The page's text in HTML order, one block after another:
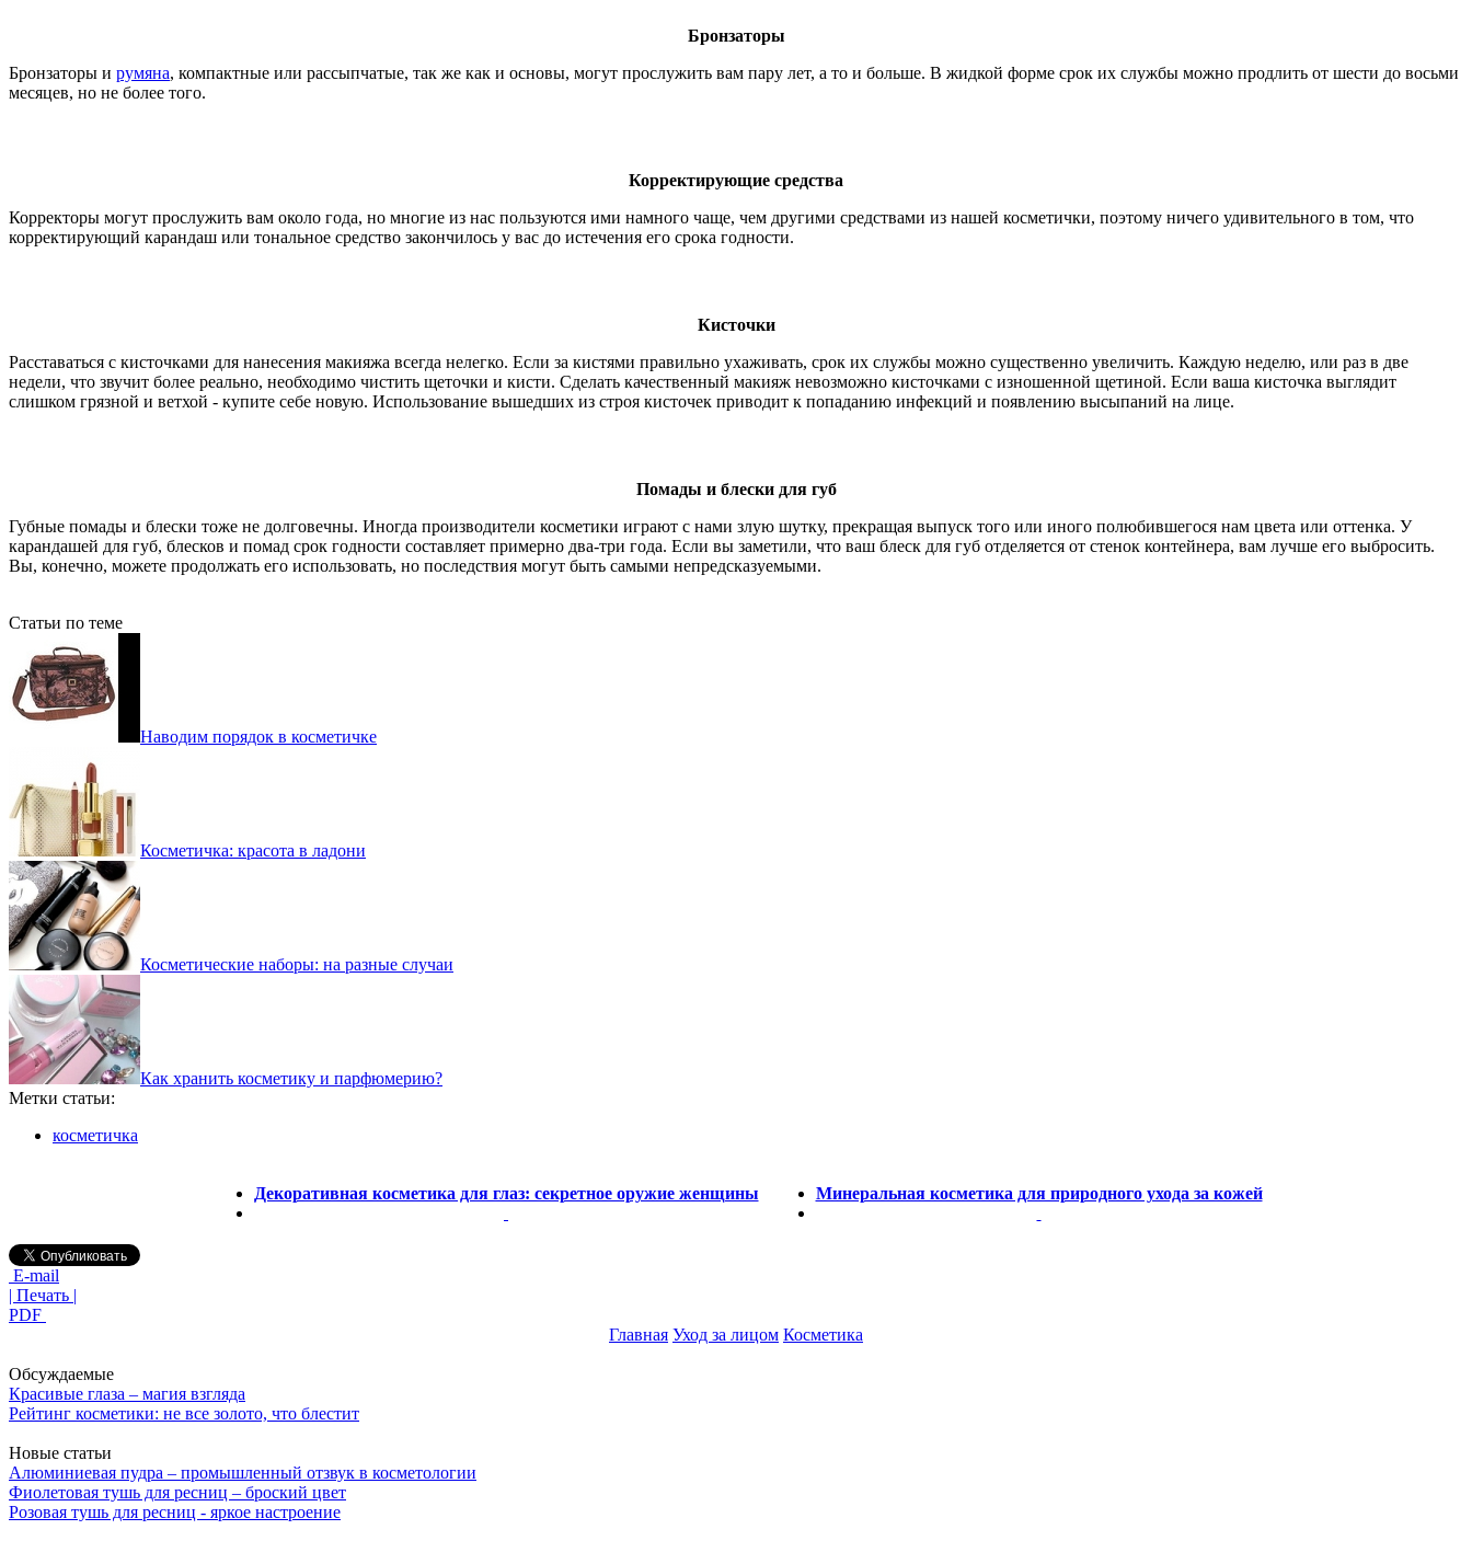
Бронзаторы
Бронзаторы и румяна, компактные или рассыпчатые, так же как и основы, могут прослужить вам пару лет, а то и больше. В жидкой форме срок их службы можно продлить от шести до восьми
месяцев, но не более того.
Корректирующие средства
Корректоры могут прослужить вам около года, но многие из нас пользуются ими намного чаще, чем другими средствами из нашей косметички, поэтому ничего удивительного в том, что
корректирующий карандаш или тональное средство закончилось у вас до истечения его срока годности.
Кисточки
Расставаться с кисточками для нанесения макияжа всегда нелегко. Если за кистями правильно ухаживать, срок их службы можно существенно увеличить. Каждую неделю, или раз в две
недели, что звучит более реально, необходимо чистить щеточки и кисти. Сделать качественный макияж невозможно кисточками с изношенной щетиной. Если ваша кисточка выглядит
слишком грязной и ветхой - купите себе новую. Использование вышедших из строя кисточек приводит к попаданию инфекций и появлению высыпаний на лице.
Помады и блески для губ
Губные помады и блески тоже не долговечны. Иногда производители косметики играют с нами злую шутку, прекращая выпуск того или иного полюбившегося нам цвета или оттенка. У
карандашей для губ, блесков и помад срок годности составляет примерно два-три года. Если вы заметили, что ваш блеск для губ отделяется от стенок контейнера, вам лучше его выбросить.
Вы, конечно, можете продолжать его использовать, но последствия могут быть самыми непредсказуемыми.
Статьи по теме
Наводим порядок в косметичке
Косметичка: красота в ладони
Косметические наборы: на разные случаи
Как хранить косметику и парфюмерию?
Метки статьи:
косметичка
Декоративная косметика для глаз: секретное оружие женщины Минеральная косметика для природного ухода за кожей
E-mail
| Печать |
PDF
Главная Уход за лицом Косметика
Обсуждаемые
Красивые глаза – магия взгляда
Рейтинг косметики: не все золото, что блестит
Новые статьи
Алюминиевая пудра – промышленный отзвук в косметологии
Фиолетовая тушь для ресниц – броский цвет
Розовая тушь для ресниц - яркое настроение